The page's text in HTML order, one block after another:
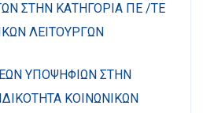
ΣΤΗΝ ΚΑΤΗΓΟΡΙΑ ΠΕ /ΤΕ
ΛΕΙΤΟΥΡΓΩΝ
ΥΠΟΨΗΦΙΩΝ ΣΤΗΝ
ΚΟΙΝΩΝΙΚΩΝ